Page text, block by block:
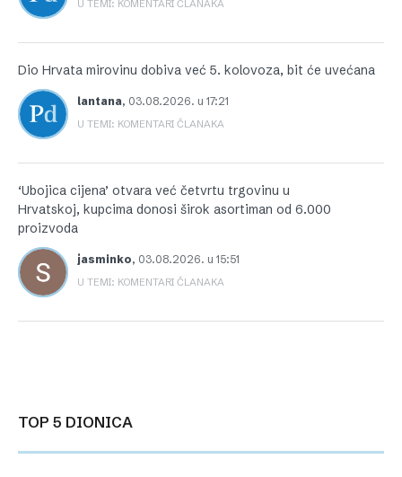
U TEMI: KOMENTARI ČLANAKA
Dio Hrvata mirovinu dobiva već 5. kolovoza, bit će uvećana
lantana, 03.08.2026. u 17:21
U TEMI: KOMENTARI ČLANAKA
‘Ubojica cijena’ otvara već četvrtu trgovinu u
Hrvatskoj, kupcima donosi širok asortiman od 6.000
proizvoda
jasminko, 03.08.2026. u 15:51
U TEMI: KOMENTARI ČLANAKA
TOP 5 DIONICA